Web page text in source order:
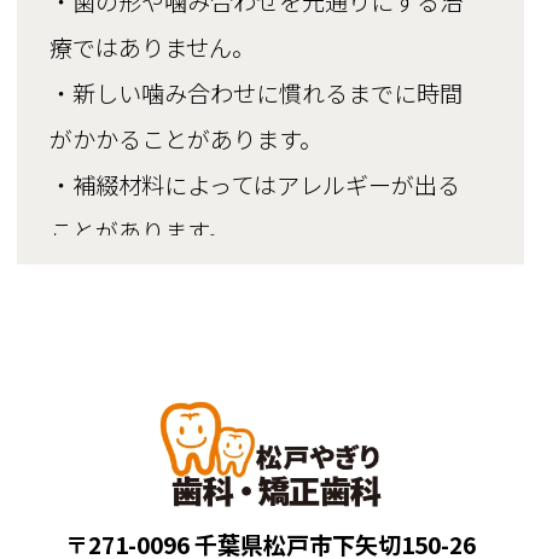
療ではありません。
・新しい噛み合わせに慣れるまでに時間
がかかることがあります。
・補綴材料によってはアレルギーが出る
ことがあります。
＜ホワイトニング＞
・ホワイトニングの程度の調整は困難か
つ効果には個人差があり、白くなる程度
の結果をお約束することはできません。
〒271-0096 千葉県松戸市下矢切150-26